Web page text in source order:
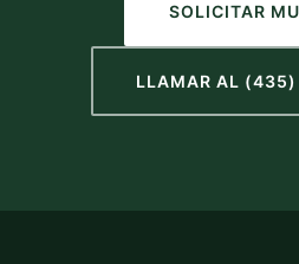
SOLICITAR
LLAMAR AL